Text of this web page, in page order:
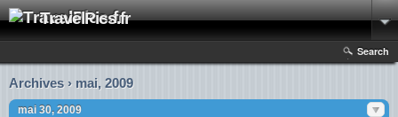
TravelPics.fr
Search
Archives › mai, 2009
mai 30, 2009